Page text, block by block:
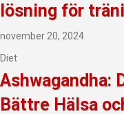
lösning för
november 20, 2024
Diet
Ashwagandha:
Bättre Hälsa